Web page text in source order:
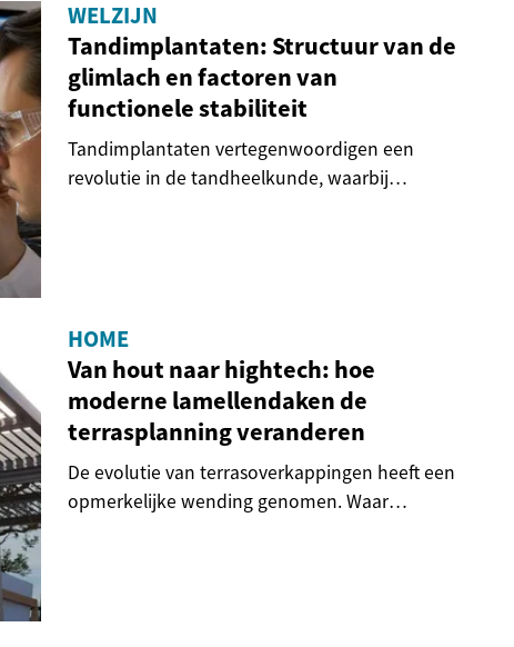
WELZIJN
Tandimplantaten: Structuur van de
glimlach en factoren van
functionele stabiliteit
Tandimplantaten vertegenwoordigen een
revolutie in de tandheelkunde, waarbij
HOME
Van hout naar hightech: hoe
moderne lamellendaken de
terrasplanning veranderen
De evolutie van terrasoverkappingen heeft een
opmerkelijke wending genomen. Waar